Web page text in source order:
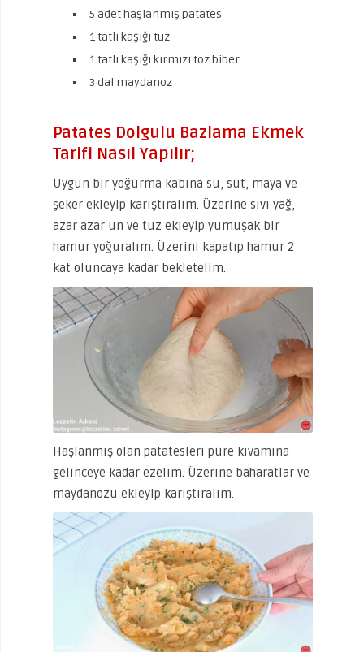
5 adet haşlanmış patates
1 tatlı kaşığı tuz
1 tatlı kaşığı kırmızı toz biber
3 dal maydanoz
Patates Dolgulu Bazlama Ekmek
Tarifi Nasıl Yapılır;
Uygun bir yoğurma kabına su, süt, maya ve
şeker ekleyip karıştıralım. Üzerine sıvı yağ,
azar azar un ve tuz ekleyip yumuşak bir
hamur yoğuralım. Üzerini kapatıp hamur 2
kat oluncaya kadar bekletelim.
Haşlanmış olan patatesleri püre kıvamına
gelinceye kadar ezelim. Üzerine baharatlar ve
maydanozu ekleyip karıştıralım.